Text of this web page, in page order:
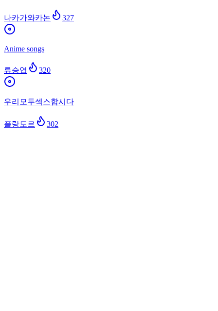
나카가와카논 327
Anime songs
류승엽 320
우리모두섹스합시다
플랑도르 302